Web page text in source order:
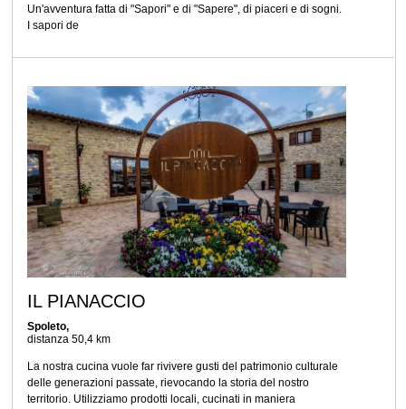
Un'avventura fatta di "Sapori" e di "Sapere", di piaceri e di sogni.
I sapori de
IL PIANACCIO
Spoleto,
distanza 50,4 km
La nostra cucina vuole far rivivere gusti del patrimonio culturale
delle generazioni passate, rievocando la storia del nostro
territorio. Utilizziamo prodotti locali, cucinati in maniera